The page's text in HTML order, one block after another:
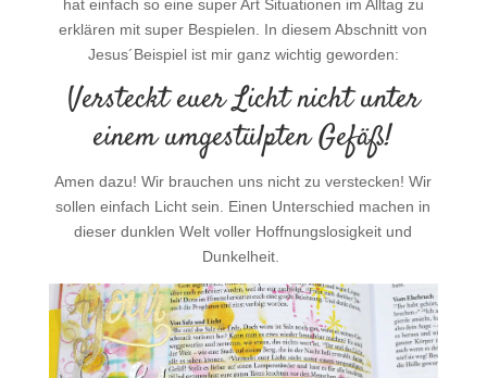
hat einfach so eine super Art Situationen im Alltag zu
erklären mit super Bespielen. In diesem Abschnitt von
Jesus´Beispiel ist mir ganz wichtig geworden:
Versteckt euer Licht nicht unter
einem umgestülpten Gefäß!
Amen dazu! Wir brauchen uns nicht zu verstecken! Wir
sollen einfach Licht sein. Einen Unterschied machen in
dieser dunklen Welt voller Hoffnungslosigkeit und
Dunkelheit.